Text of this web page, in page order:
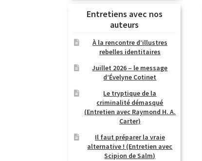
Entretiens avec nos
auteurs
À la rencontre d’illustres
rebelles identitaires
Juillet 2026 – le message
d’Évelyne Cotinet
Le tryptique de la
criminalité démasqué
(Entretien avec Raymond H. A.
Carter)
Il faut préparer la vraie
alternative ! (Entretien avec
Scipion de Salm)